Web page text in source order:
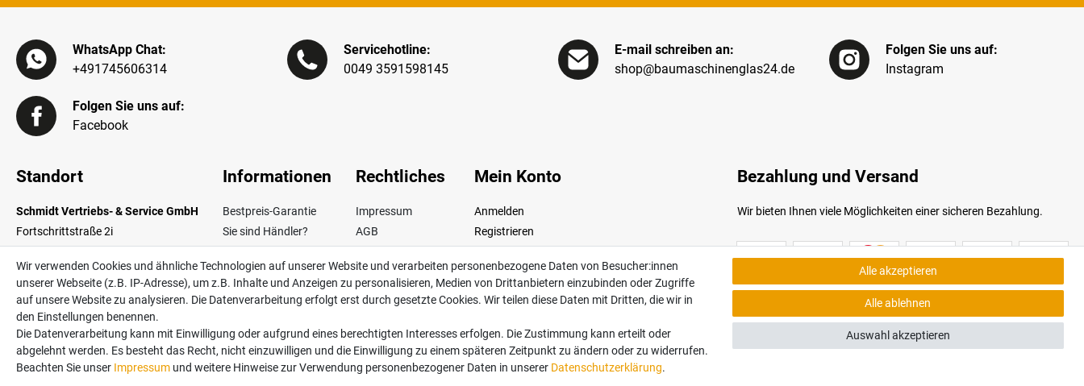
WhatsApp Chat:
+491745606314
Servicehotline:
0049 3591598145
E-mail schreiben an:
shop@baumaschinenglas24.de
Folgen Sie uns auf:
Instagram
Folgen Sie uns auf:
Facebook
Standort
Schmidt Vertriebs- & Service GmbH
Fortschrittstraße 2i
Germany
Informationen
Bestpreis-Garantie
Sie sind Händler?
Lieferinformationen
Rechtliches
Impressum
AGB
Datenschutz
Vertrag widerrufen
Mein Konto
Anmelden
Registrieren
Bezahlung und Versand
Wir bieten Ihnen viele Möglichkeiten einer sicheren Bezahlung.
Alle Preise in Euro und inkl. der gesetzlichen Mehrwertsteuer ggf. zzgl. Versandkosten. Lieferung innerhalb Deutschlands. Änderungen und Irrtümer vorbehalten. Abbildungen ähnlich. Nur solange der Vorrat reicht.
©2026 Schmidt Vertriebs- & Service GmbH / powered by
Wir verwenden Cookies und ähnliche Technologien auf unserer Website und verarbeiten personenbezogene Daten von Besucher:innen
unserer Webseite (z.B. IP-Adresse), um z.B. Inhalte und Anzeigen zu personalisieren, Medien von Drittanbietern einzubinden oder Zugriffe
auf unsere Website zu analysieren. Die Datenverarbeitung erfolgt erst durch gesetzte Cookies. Wir teilen diese Daten mit Dritten, die wir in
den Einstellungen benennen.
Die Datenverarbeitung kann mit Einwilligung oder aufgrund eines berechtigten Interesses erfolgen. Die Zustimmung kann erteilt oder
abgelehnt werden. Es besteht das Recht, nicht einzuwilligen und die Einwilligung zu einem späteren Zeitpunkt zu ändern oder zu widerrufen.
Beachten Sie unser Impressum und weitere Hinweise zur Verwendung personenbezogener Daten in unserer Daten­schutz­erklärung.
Alle akzeptieren
Alle ablehnen
Auswahl akzeptieren